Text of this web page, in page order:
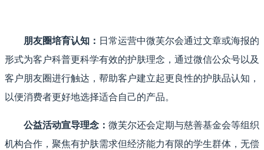
朋友圈培育认知： 日常运营中微芙尔会通过文章或海报的
形式为客户科普更科学有效的护肤理念，通过微信公众号以及
客户朋友圈进行触达，帮助客户建立起更良性的护肤品认知，
以便消费者更好地选择适合自己的产品。
公益活动宣导理念： 微芙尔还会定期与慈善基金会等组织
机构合作，聚焦有护肤需求但经济能力有限的学生群体，无偿